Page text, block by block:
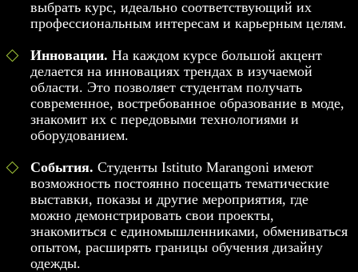
выбрать курс, идеально соответствующий их
профессиональным интересам и карьерным целям.
Инновации. На каждом курсе большой акцент
делается на инновациях трендах в изучаемой
области. Это позволяет студентам получать
современное, востребованное образование в моде,
знакомит их с передовыми технологиями и
оборудованием.
События. Студенты Istituto Marangoni имеют
возможность постоянно посещать тематические
выставки, показы и другие мероприятия, где
можно демонстрировать свои проекты,
знакомиться с единомышленниками, обмениваться
опытом, расширять границы обучения дизайну
одежды.